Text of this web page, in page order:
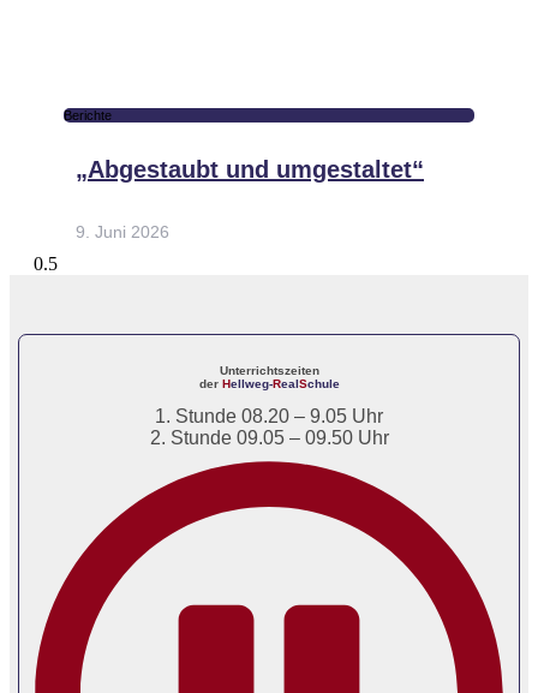
Berichte
„Abgestaubt und umgestaltet“
9. Juni 2026
Unterrichtszeiten
der Hellweg-RealSchule
1. Stunde 08.20 – 9.05 Uhr
2. Stunde 09.05 – 09.50 Uhr